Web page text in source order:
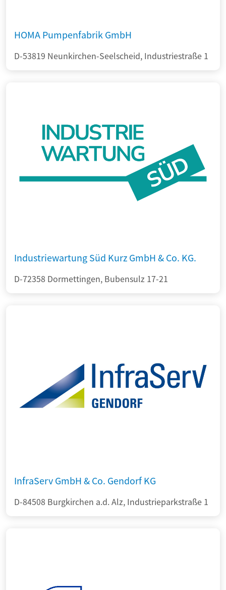
HOMA Pumpenfabrik GmbH
D-53819 Neunkirchen-Seelscheid, Industriestraße 1
Industriewartung Süd Kurz GmbH & Co. KG.
D-72358 Dormettingen, Bubensulz 17-21
InfraServ GmbH & Co. Gendorf KG
D-84508 Burgkirchen a.d. Alz, Industrieparkstraße 1